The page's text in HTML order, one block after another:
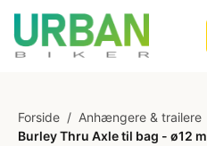
Forside / Anhængere & trailere
Burley Thru Axle til bag - ø12